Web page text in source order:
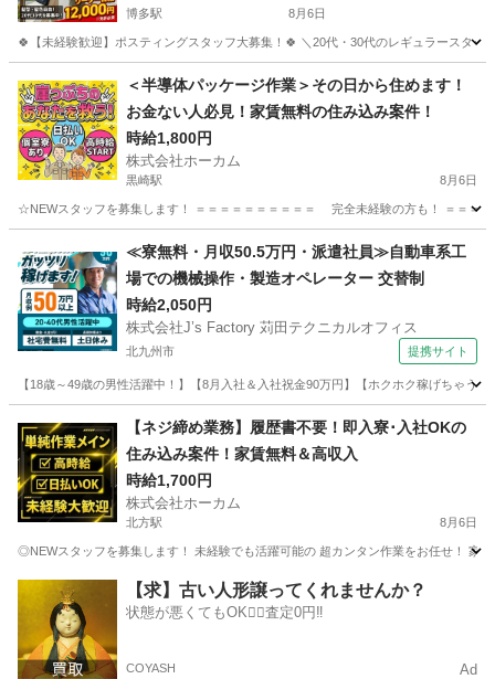
博多駅 8月6日
🍀【未経験歓迎】ポスティングスタッフ大募集！🍀 ＼20代・30代のレギュラースタ
博多駅 軽作業 スタッフ
＜半導体パッケージ作業＞その日から住めます！
お金ない人必見！家賃無料の住み込み案件！
時給1,800円
株式会社ホーカム
黒崎駅 8月6日
☆NEWスタッフを募集します！ ＝＝＝＝＝＝＝＝＝＝ 完全未経験の方も！ ＝＝＝
黒崎駅 工場 住み込み
≪寮無料・月収50.5万円・派遣社員≫自動車系工
場での機械操作・製造オペレーター 交替制
時給2,050円
株式会社J’s Factory 苅田テクニカルオフィス
北九州市 提携サイト
【18歳～49歳の男性活躍中！】【8月入社＆入社祝金90万円】【ホクホク稼げちゃ
その他
【ネジ締め業務】履歴書不要！即入寮･入社OKの
住み込み案件！家賃無料＆高収入
時給1,700円
株式会社ホーカム
北方駅 8月6日
◎NEWスタッフを募集します！ 未経験でも活躍可能の 超カンタン作業をお任せ！ 家
北方駅 工場 住み込み
【求】古い人形譲ってくれませんか？
状態が悪くてもOK🙆‍♀️査定0円‼️
COYASH Ad